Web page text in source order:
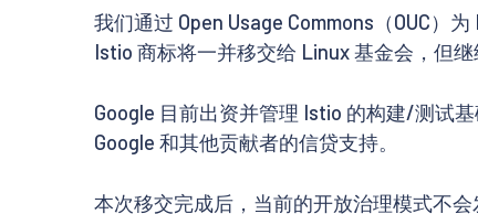
我们通过 Open Usage Commons（OUC）
Istio 商标将一并移交给 Linux 基金会，但继
Google 目前出资并管理 Istio 的构建/测试
Google 和其他贡献者的信贷支持。
本次移交完成后，当前的开放治理模式不